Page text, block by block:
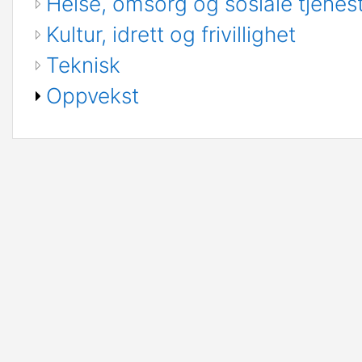
Kultur, idrett og frivillighet
Teknisk
Oppvekst